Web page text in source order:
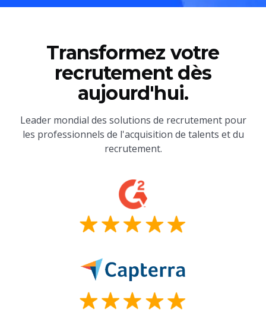
Transformez votre
recrutement dès
aujourd'hui.
Leader mondial des solutions de recrutement pour
les professionnels de l'acquisition de talents et du
recrutement.